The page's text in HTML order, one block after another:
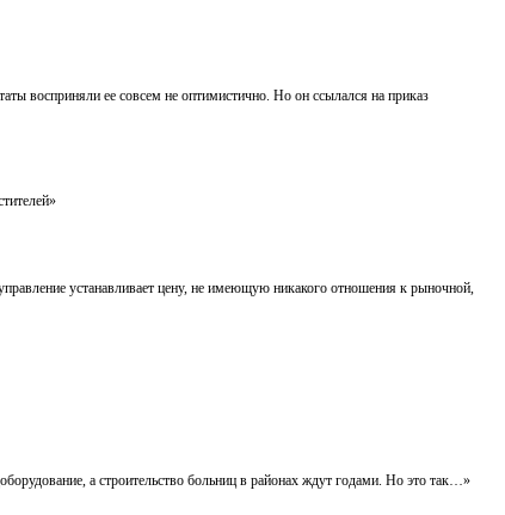
восприняли ее совсем не оптимистично. Но он ссылался на приказ
устанавливает цену, не имеющую никакого отношения к рыночной,
а строительство больниц в районах ждут годами. Но это так…»